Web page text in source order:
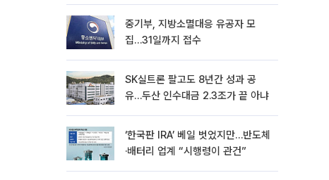
중기부, 지방소멸대응 유공자 모
집…31일까지 접수
SK실트론 팔고도 8년간 성과 공
유…두산 인수대금 2.3조가 끝 아냐
‘한국판 IRA’ 베일 벗었지만…반도체
·배터리 업계 “시행령이 관건”